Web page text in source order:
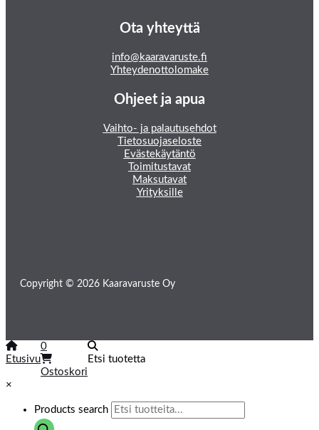
Ota yhteyttä
info@kaaravaruste.fi
Yhteydenottolomake
Ohjeet ja apua
Vaihto- ja palautusehdot
Tietosuojaseloste
Evästekäytäntö
Toimitustavat
Maksutavat
Yrityksille
Copyright © 2026 Kaaravaruste Oy
Etusivu
0
Ostoskori
Etsi tuotetta
×
Products search